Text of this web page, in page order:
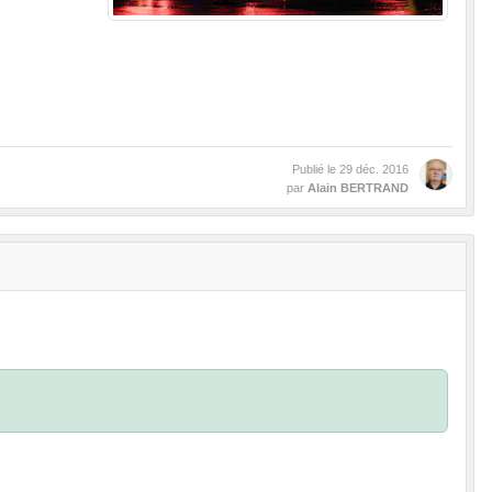
Publié le 29 déc. 2016
par Alain BERTRAND